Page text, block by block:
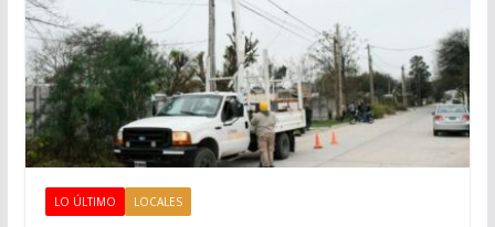
LO ÚLTIMO LOCALES